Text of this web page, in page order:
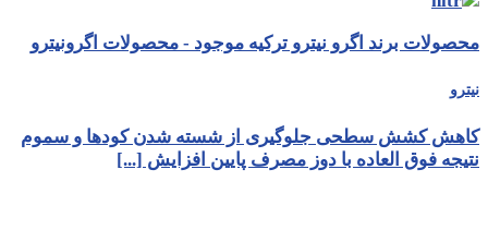
محصولات برند اگرو نیترو ترکیه موجود - محصولات اگرونیترو
نیترو
کاهش کشش سطحی جلوگیری از شسته شدن کودها و سموم
نتیجه فوق العاده با دوز مصرف پایین افزایش [...]